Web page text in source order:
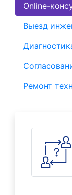
Online-
Выезд
Ремонт